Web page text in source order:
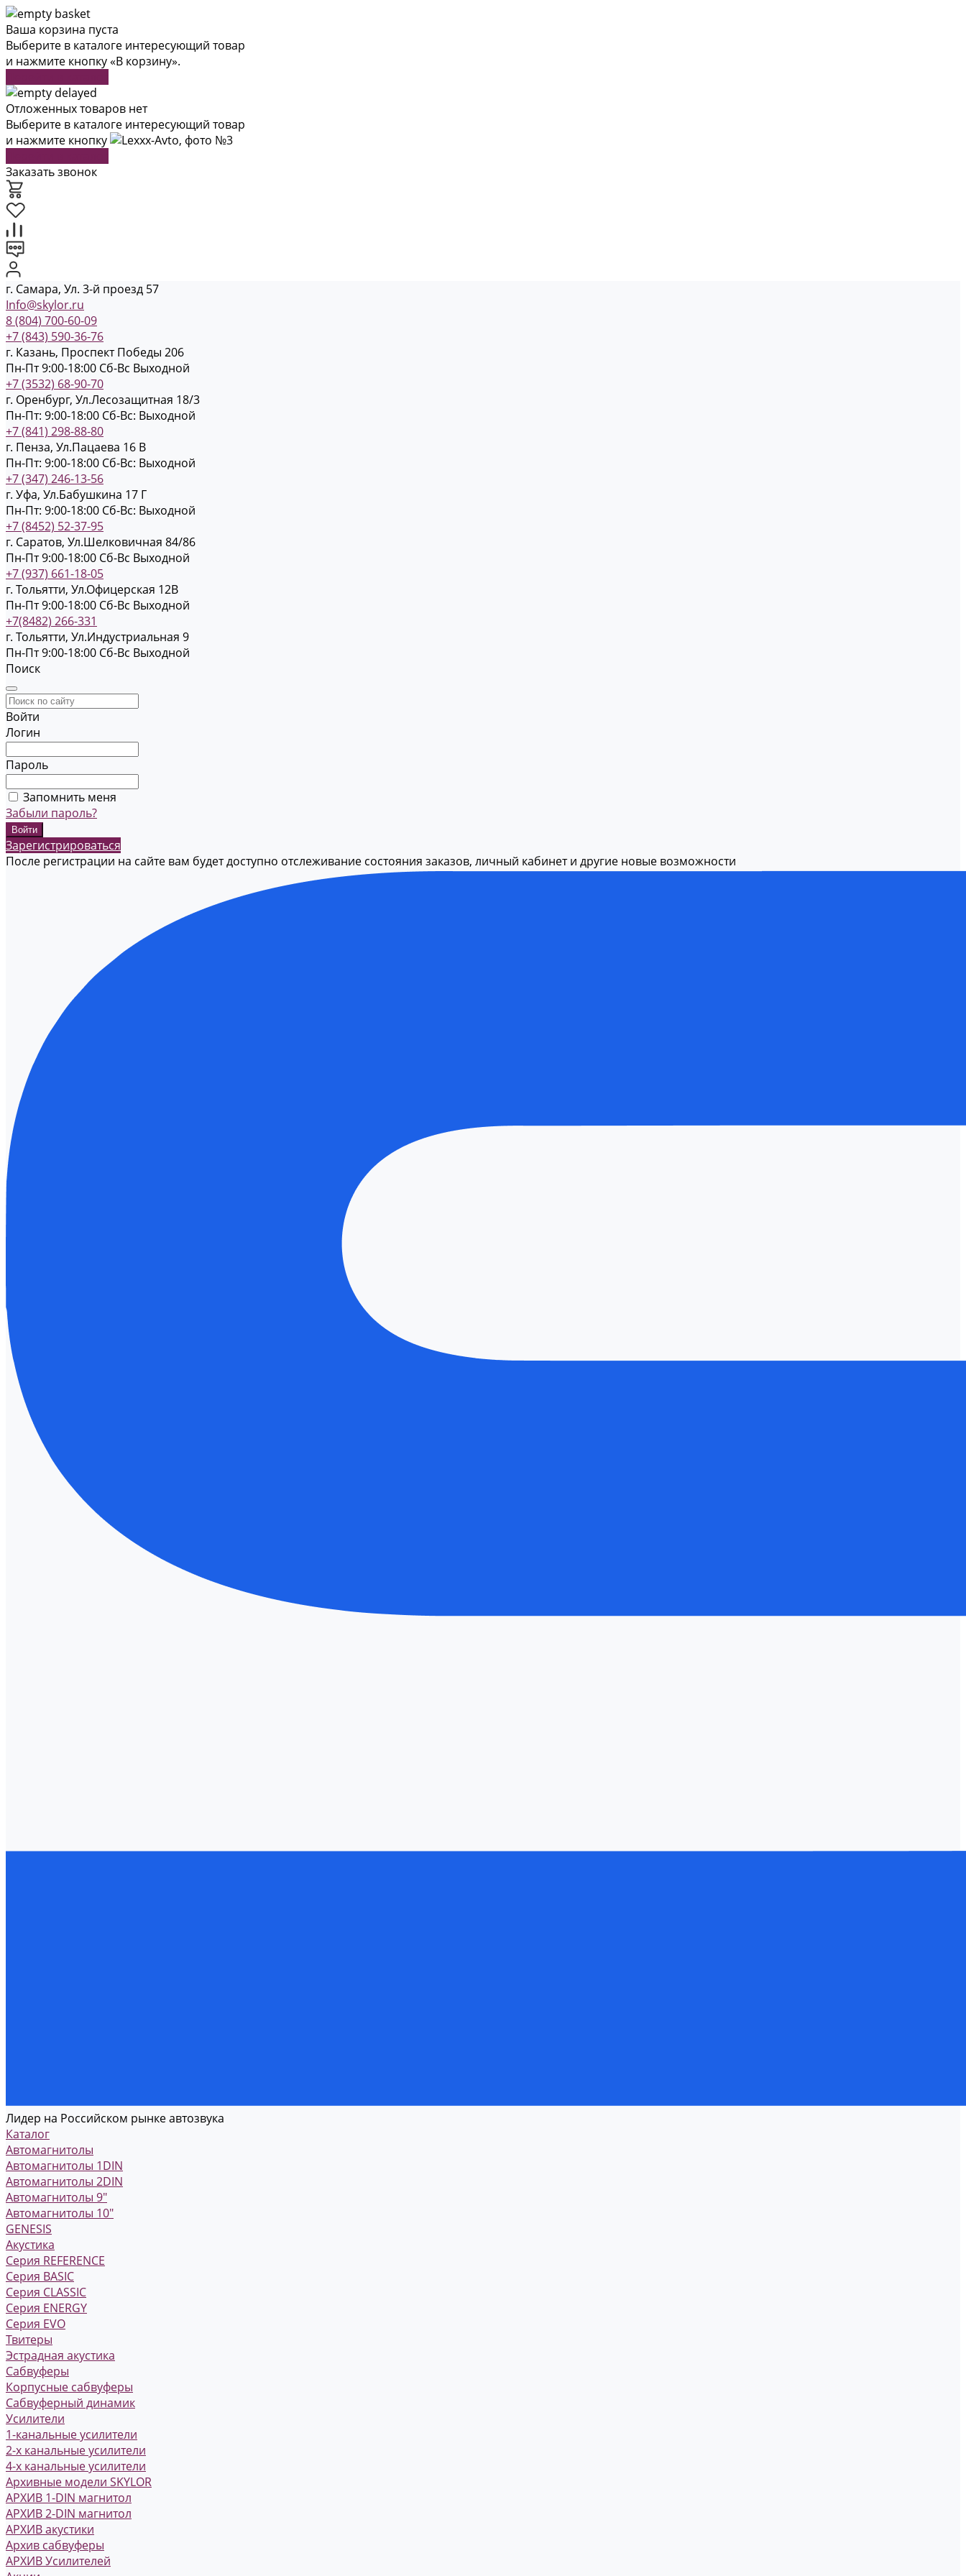
Ваша корзина пуста
Выберите в каталоге интересующий товар
и нажмите кнопку «В корзину».
Отложенных товаров нет
Выберите в каталоге интересующий товар
и нажмите кнопку
Заказать звонок
г. Самара, Ул. 3-й проезд 57
Info@skylor.ru
8 (804) 700-60-09
+7 (843) 590-36-76
г. Казань, Проспект Победы 206
Пн-Пт 9:00-18:00 Cб-Вс Выходной
+7 (3532) 68-90-70
г. Оренбург, Ул.Лесозащитная 18/3
Пн-Пт: 9:00-18:00 Cб-Вс: Выходной
+7 (841) 298-88-80
г. Пенза, Ул.Пацаева 16 В
Пн-Пт: 9:00-18:00 Cб-Вс: Выходной
+7 (347) 246-13-56
г. Уфа, Ул.Бабушкина 17 Г
Пн-Пт: 9:00-18:00 Cб-Вс: Выходной
+7 (8452) 52-37-95
г. Саратов, Ул.Шелковичная 84/86
Пн-Пт 9:00-18:00 Cб-Вс Выходной
+7 (937) 661-18-05
г. Тольятти, Ул.Офицерская 12В
Пн-Пт 9:00-18:00 Cб-Вс Выходной
+7(8482) 266-331
г. Тольятти, Ул.Индустриальная 9
Пн-Пт 9:00-18:00 Cб-Вс Выходной
Поиск
Войти
Логин
Пароль
Запомнить меня
Забыли пароль?
Зарегистрироваться
После регистрации на сайте вам будет доступно отслеживание состояния заказов, личный кабинет и другие новые возможности
Лидер на Российском рынке автозвука
Каталог
Автомагнитолы
Автомагнитолы 1DIN
Автомагнитолы 2DIN
Автомагнитолы 9"
Автомагнитолы 10"
GENESIS
Акустика
Серия REFERENCE
Серия BASIC
Серия CLASSIC
Серия ENERGY
Серия EVO
Твитеры
Эстрадная акустика
Сабвуферы
Корпусные сабвуферы
Сабвуферный динамик
Усилители
1-канальные усилители
2-х канальные усилители
4-х канальные усилители
Архивные модели SKYLOR
АРХИВ 1-DIN магнитол
АРХИВ 2-DIN магнитол
АРХИВ акустики
Архив сабвуферы
АРХИВ Усилителей